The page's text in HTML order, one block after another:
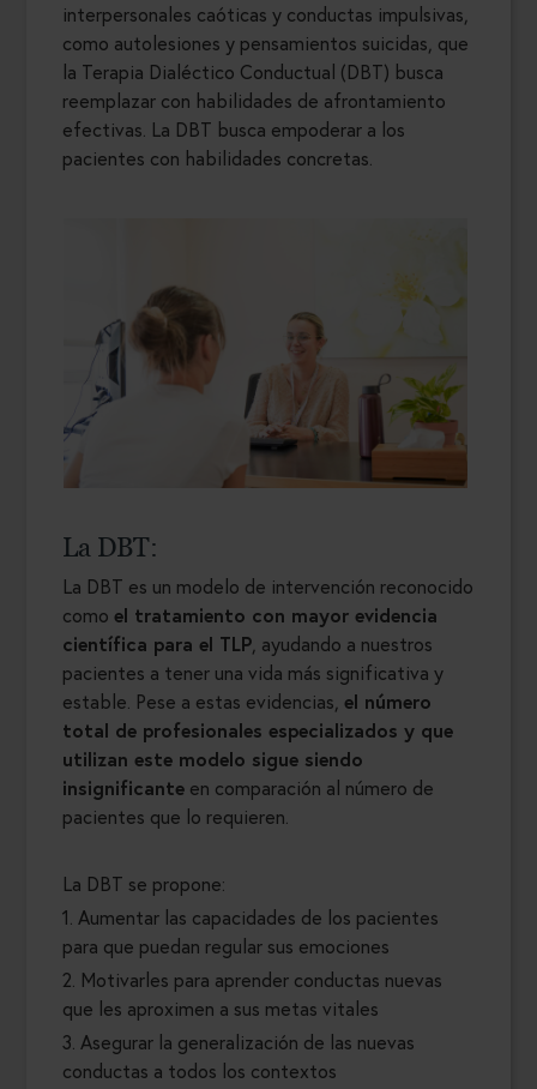
interpersonales caóticas y conductas impulsivas,
como autolesiones y pensamientos suicidas, que
la Terapia Dialéctico Conductual (DBT) busca
reemplazar con habilidades de afrontamiento
efectivas. La DBT busca empoderar a los
pacientes con habilidades concretas.
La DBT:
La DBT es un modelo de intervención reconocido
como el tratamiento con mayor evidencia
científica para el TLP , ayudando a nuestros
pacientes a tener una vida más significativa y
estable. Pese a estas evidencias, el número
total de profesionales especializados y que
utilizan este modelo sigue siendo
insignificante en comparación al número de
pacientes que lo requieren.
La DBT se propone:
1. Aumentar las capacidades de los pacientes
para que puedan regular sus emociones
2. Motivarles para aprender conductas nuevas
que les aproximen a sus metas vitales
3. Asegurar la generalización de las nuevas
conductas a todos los contextos